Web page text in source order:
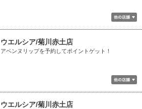
ウエルシア/菊川赤土店
アベンヌリップを予約してポイントゲット！
ウエルシア/菊川赤土店